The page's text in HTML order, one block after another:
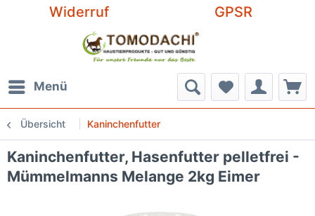
Widerruf GPSR
Menü
Übersicht Kaninchenfutter
Kaninchenfutter, Hasenfutter pelletfrei -
Mümmelmanns Melange 2kg Eimer